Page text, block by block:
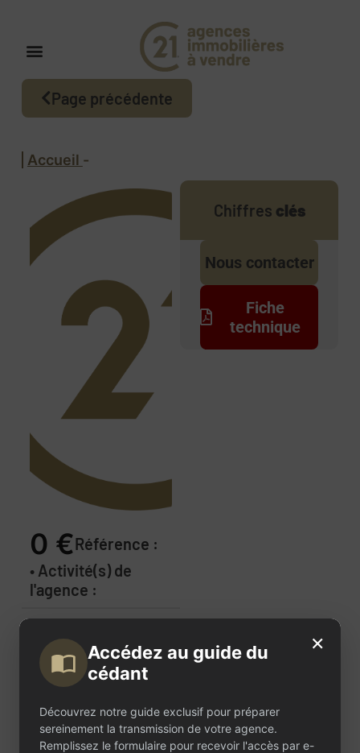
Page précédente
Accueil -
0 €Référence :
• Activité(s) de
l'agence :
Description
de
l'annonce
Chiffres clés
Nous contacter
Fiche
technique
×
Accédez au guide du
cédant
Découvrez notre guide exclusif pour préparer
sereinement la transmission de votre agence.
Remplissez le formulaire pour recevoir l'accès par e-